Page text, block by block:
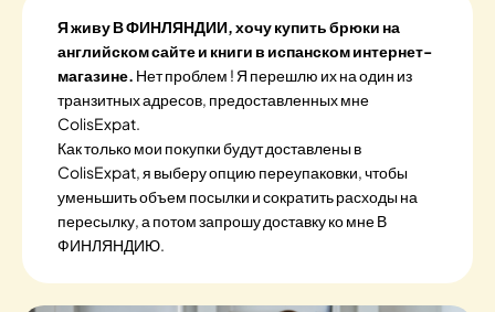
Я живу В ФИНЛЯНДИИ, хочу купить брюки на
английском сайте и книги в испанском интернет-
магазине. Нет проблем ! Я перешлю их на один из
транзитных адресов, предоставленных мне
ColisExpat.
Как только мои покупки будут доставлены в
ColisExpat, я выберу опцию переупаковки, чтобы
уменьшить объем посылки и сократить расходы на
пересылку, а потом запрошу доставку ко мне В
ФИНЛЯНДИЮ.